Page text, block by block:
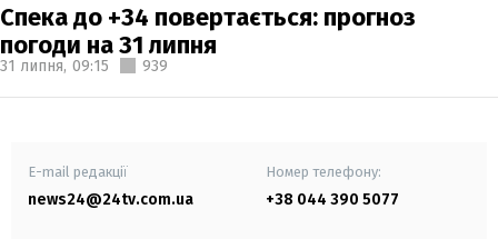
Спека до +34 повертається: прогноз
погоди на 31 липня
31 липня, 09:15 939
E-mail редакції
news24@24tv.com.ua
Номер телефону:
+38 044 390 5077